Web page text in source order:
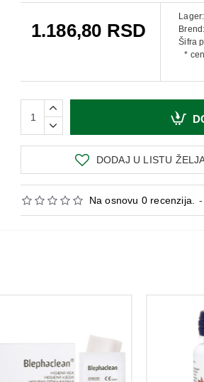
vodenu komponentu suznog filma,
normalnog fiziološkog stanja sluznice
nelagodnosti u oku uzrokovane
Takođe je indikovan da brani i štiti od
Na osnovu 0 recenzija. -
1.186,80 RSD
Lager:
Brend:
Šifra
*
DODAJ U LISTU